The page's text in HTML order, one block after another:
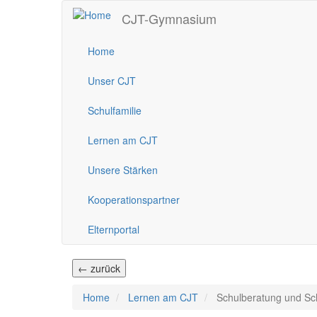
CJT-Gymnasium
Home
Unser CJT
Schulfamilie
Lernen am CJT
Unsere Stärken
Kooperationspartner
Elternportal
← zurück
Home Lernen am CJT Schulberatung und